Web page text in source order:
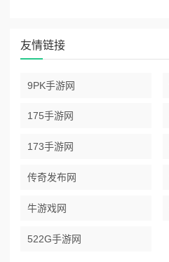
友情链接
9PK手游网
175手游网
173手游网
传奇发布网
牛游戏网
522G手游网